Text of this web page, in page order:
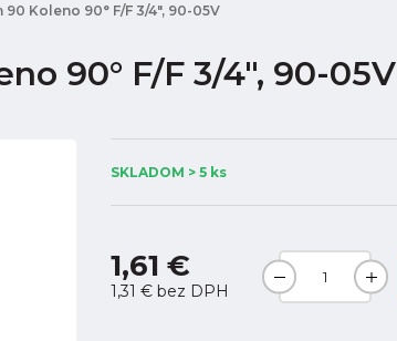
90 Koleno 90° F/F 3/4", 90-05V
90° F/F 3/4", 90-05V
SKLADOM > 5 ks
1,61 €
1,31 € bez DPH